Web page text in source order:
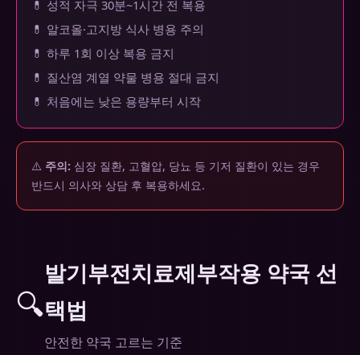
💊 성적 자극 30분~1시간 전 복용
💊 알코올·고지방 식사 병용 주의
💊 하루 1회 이상 복용 금지
💊 질산염 계열 약물 병용 절대 금지
💊 처음에는 낮은 용량부터 시작
⚠️ 주의: 심장 질환, 고혈압, 당뇨 등 기저 질환이 있는 경우
반드시 의사와 상담 후 복용하세요.
🔍
발기부전치료제부작용 약국 선
택법
안전한 약국 고르는 기준